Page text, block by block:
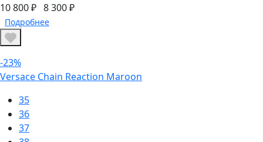
10 800 ₽ 8 300 ₽
Подробнее
-23%
Versace Chain Reaction Maroon
35
36
37